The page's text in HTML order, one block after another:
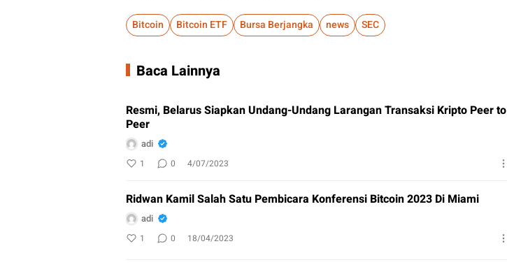
Bitcoin Bitcoin ETF Bursa Berjangka news SEC
Baca Lainnya
Resmi, Belarus Siapkan Undang-Undang Larangan Transaksi Kripto Peer to
Peer
adi
1 0 4/07/2023
Ridwan Kamil Salah Satu Pembicara Konferensi Bitcoin 2023 Di Miami
adi
1 0 18/04/2023